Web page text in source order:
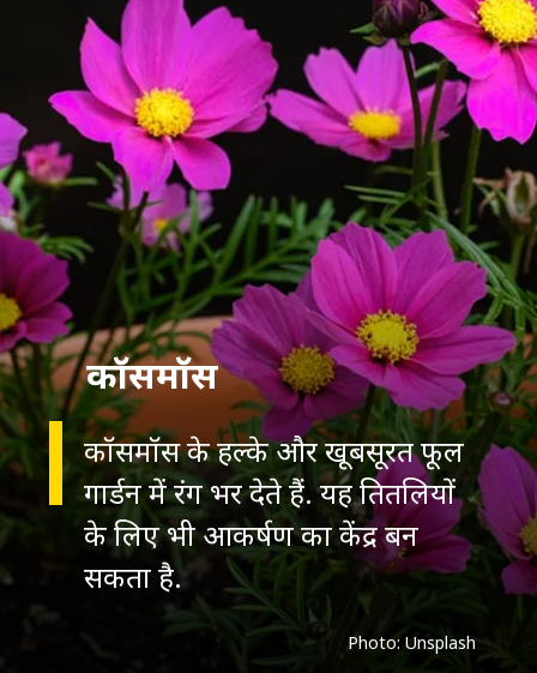
कॉसमॉस
कॉसमॉस के हल्के और खूबसूरत फूल
गार्डन में रंग भर देते हैं. यह तितलियों
के लिए भी आकर्षण का केंद्र बन
सकता है.
Photo: Unsplash